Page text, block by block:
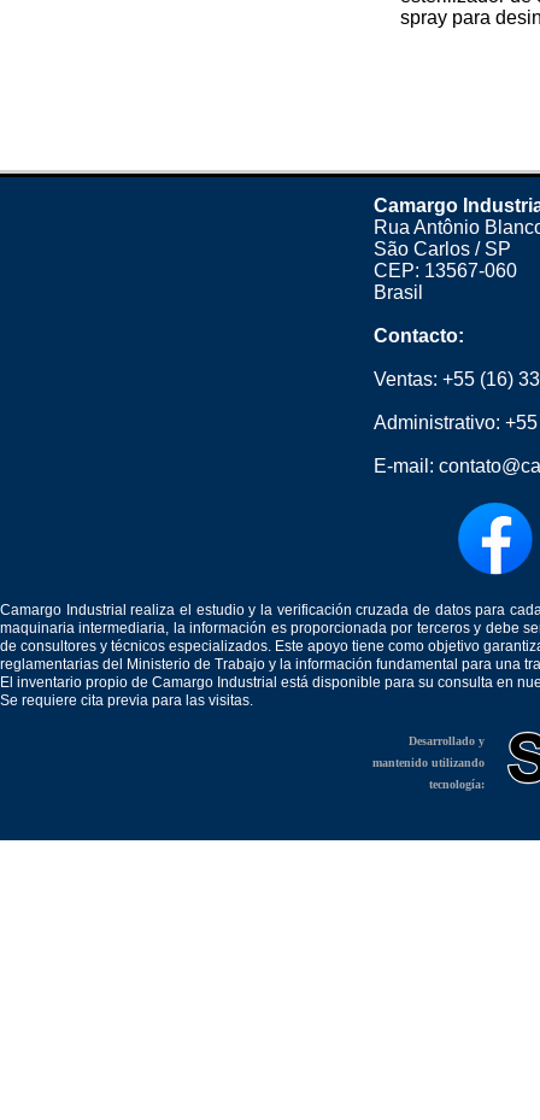
spray para
Camargo
Rua Antônio
São Carlos / SP
CEP: 13567-060
Brasil
Contacto:
Ventas: +55 (16)
Administrativo:
E-mail:
Camargo Industrial realiza el estudio y la verificación cruzada de datos para
maquinaria intermediaria, la información es proporcionada por terceros y debe
de consultores y técnicos especializados. Este apoyo tiene como objetivo
reglamentarias del Ministerio de Trabajo y la información fundamental para una
El inventario propio de Camargo Industrial está disponible para su consulta en
Se requiere cita previa para las visitas.
Desarrollado y
mantenido utilizando
tecnología: